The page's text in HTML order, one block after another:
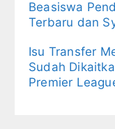
Beasiswa
Terbaru dan
Isu Transfer
Sudah
Premier